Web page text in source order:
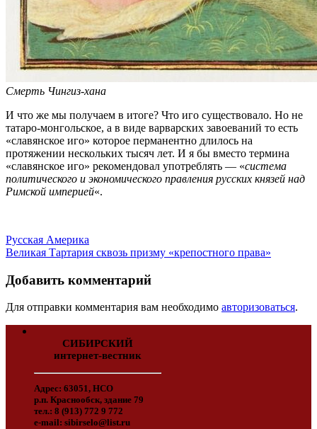
Смерть Чингиз-хана
И что же мы получаем в итоге? Что иго существовало. Но не
татаро-монгольское, а в виде варварских завоеваний то есть
«славянское иго» которое перманентно длилось на
протяжении нескольких тысяч лет. И я бы вместо термина
«славянское иго» рекомендовал употреблять — «система
политического и экономического правления русских князей над
Римской империей«.
Русская Америка
Великая Тартария сквозь призму «крепостного права»
Добавить комментарий
Для отправки комментария вам необходимо авторизоваться.
СИБИРСКИЙ
интернет-вестник
Адрес: 63051, НСО
р.п. Краснообск, здание 79
тел.: 8 (913) 772 9 772
e-mail: sibirselo@list.ru